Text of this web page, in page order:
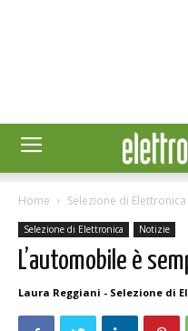
Home Selezione di Elettronica
Selezione di Elettronica Notizie
L’automobile è
Laura Reggiani - Selezione di